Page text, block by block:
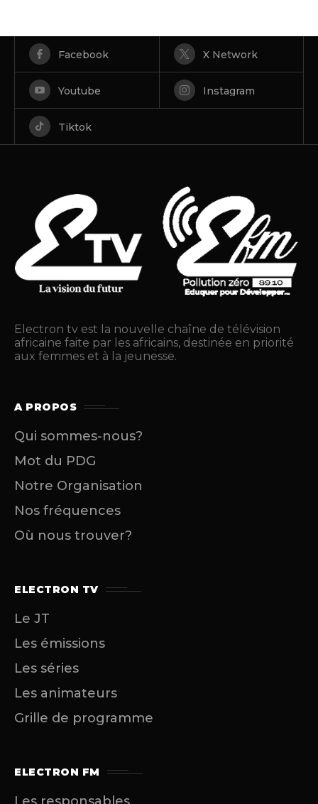
Facebook X Network
Youtube Instagram
Tiktok
Electron tv est la nouvelle chaîne de télévision
africaine faite par les africains, destinée en priorité
aux femmes et à la jeunesse.
A PROPOS
Qui sommes-nous?
Mot du PDG
Notre Organisation
Nos fréquences
Où nous trouver?
ELECTRON TV
Le JT
Les émissions
Les séries
Les animateurs
Grille de programme
ELECTRON FM